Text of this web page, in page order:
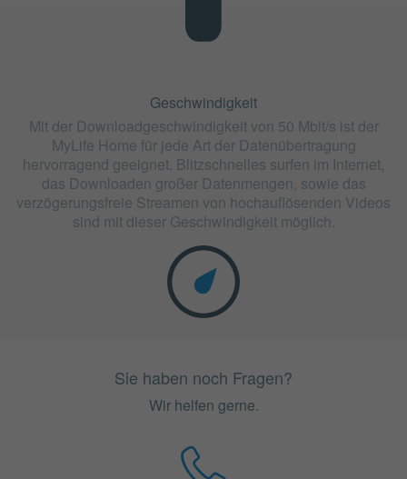
Geschwindigkeit
Mit der Downloadgeschwindigkeit von 50 Mbit/s ist der
MyLife Home für jede Art der Datenübertragung
hervorragend geeignet. Blitzschnelles surfen im Internet,
das Downloaden großer Datenmengen, sowie das
verzögerungsfreie Streamen von hochauflösenden Videos
sind mit dieser Geschwindigkeit möglich.
Sie haben noch Fragen?
Wir helfen gerne.